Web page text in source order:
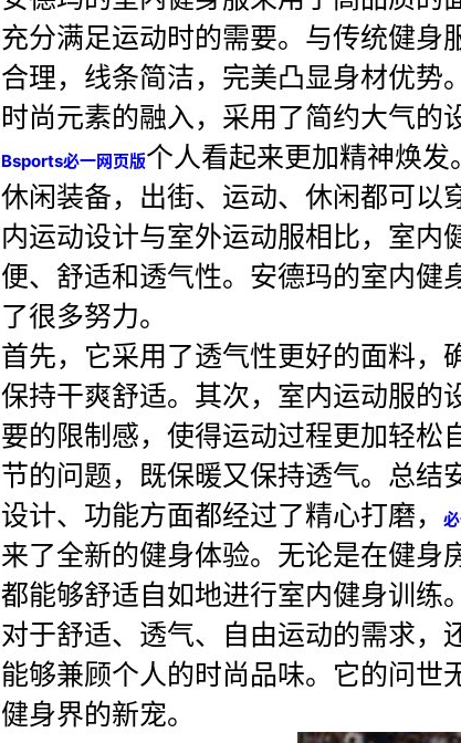
充分满足运动时的需要。与传统健身
合理，线条简洁，完美凸显身材优势
时尚元素的融入，采用了简约大气的
Bsports必一网页版个人看起来更加精神焕
休闲装备，出街、运动、休闲都可以
内运动设计与室外运动服相比，室内
便、舒适和透气性。安德玛的室内健
了很多努力。
首先，它采用了透气性更好的面料，
保持干爽舒适。其次，室内运动服的
要的限制感，使得运动过程更加轻松
节的问题，既保暖又保持透气。总结
设计、功能方面都经过了精心打磨，
来了全新的健身体验。无论是在健身
都能够舒适自如地进行室内健身训练
对于舒适、透气、自由运动的需求，
能够兼顾个人的时尚品味。它的问世
健身界的新宠。